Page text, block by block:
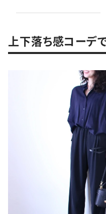
上下落ち感コーデ